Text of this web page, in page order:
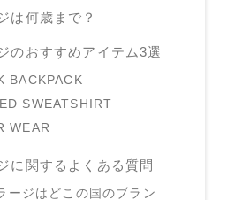
は何歳まで？
のおすすめアイテム3選
BACKPACK
SWEATSHIRT
WEAR
に関するよくある質問
ージはどこの国のブラン